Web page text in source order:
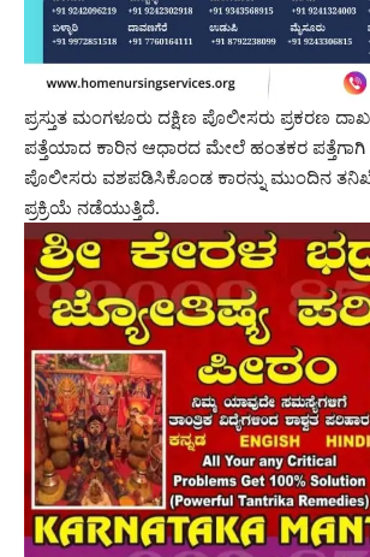
ಪ್ರಸ್ತುತ ಮಂಗಳೂರು ದಕ್ಷಿಣ ಪೊಲೀಸರು ಪ್ರಕರಣ
ಪತ್ತೆಯಾದ ಕಾರಿನ ಆಧಾರದ ಮೇಲೆ ಹಂತಕರ ಪತ್ತೆಗಾಗಿ
ಪೊಲೀಸರು ವಶಪಡಿಸಿಕೊಂಡ ಕಾರನ್ನು ಮುಂದಿನ
ಪ್ರಕ್ರಿಯೆ ನಡೆಯುತ್ತಿದೆ.